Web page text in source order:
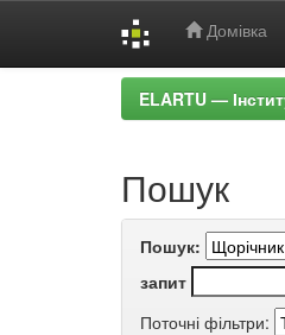
Домівка
ELARTU —
Пошук
Пошук:
запит
Поточні фільтри: